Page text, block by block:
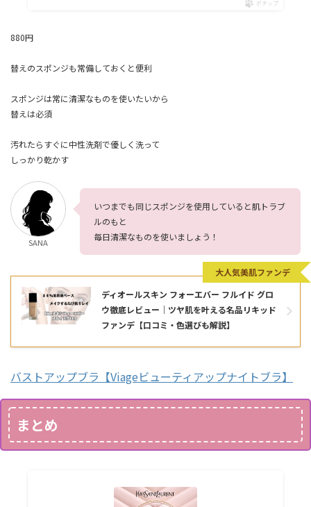
ポチップ
880円
替えのスポンジも常備しておくと便利
スポンジは常に清潔なものを使いたいから
替えは必須
汚れたらすぐに中性洗剤で優しく洗って
しっかり乾かす
SANA
いつまでも同じスポンジを使用していると肌トラブ
ルのもと
毎日清潔なものを使いましょう！
ディオールスキン フォーエバー フルイド グロ
ウ徹底レビュー｜ツヤ肌を叶える名品リキッド
ファンデ【口コミ・色選びも解説】
大人気美肌ファンデ
バストアップブラ【Viageビューティアップナイトブラ】
まとめ